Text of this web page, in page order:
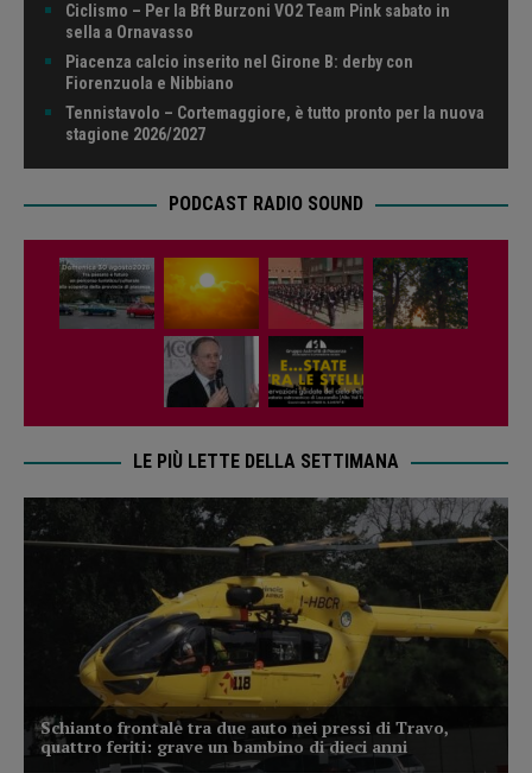
Ciclismo – Per la Bft Burzoni VO2 Team Pink sabato in
sella a Ornavasso
Piacenza calcio inserito nel Girone B: derby con
Fiorenzuola e Nibbiano
Tennistavolo – Cortemaggiore, è tutto pronto per la nuova
stagione 2026/2027
PODCAST RADIO SOUND
LE PIÙ LETTE DELLA SETTIMANA